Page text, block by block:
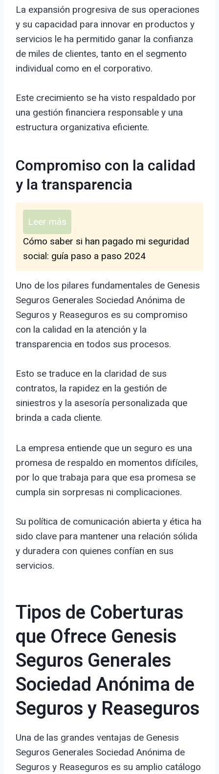
La expansión progresiva de sus operaciones
y su capacidad para innovar en productos y
servicios le ha permitido ganar la confianza
de miles de clientes, tanto en el segmento
individual como en el corporativo.
Este crecimiento se ha visto respaldado por
una gestión financiera responsable y una
estructura organizativa eficiente.
Compromiso con la calidad
y la transparencia
Leer más
Cómo saber si han pagado mi seguridad
social: guía paso a paso 2024
Uno de los pilares fundamentales de Genesis
Seguros Generales Sociedad Anónima de
Seguros y Reaseguros es su compromiso
con la calidad en la atención y la
transparencia en todos sus procesos.
Esto se traduce en la claridad de sus
contratos, la rapidez en la gestión de
siniestros y la asesoría personalizada que
brinda a cada cliente.
La empresa entiende que un seguro es una
promesa de respaldo en momentos difíciles,
por lo que trabaja para que esa promesa se
cumpla sin sorpresas ni complicaciones.
Su política de comunicación abierta y ética ha
sido clave para mantener una relación sólida
y duradera con quienes confían en sus
servicios.
Tipos de Coberturas
que Ofrece Genesis
Seguros Generales
Sociedad Anónima de
Seguros y Reaseguros
Una de las grandes ventajas de Genesis
Seguros Generales Sociedad Anónima de
Seguros y Reaseguros es su amplio catálogo